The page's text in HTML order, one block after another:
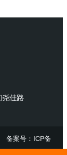
尧佳路
备案号：ICP备